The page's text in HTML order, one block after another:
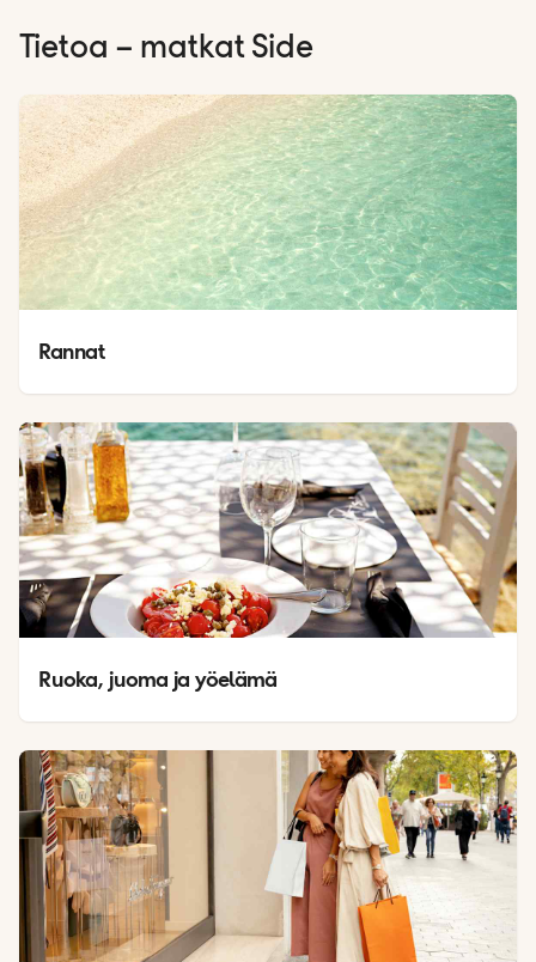
Tietoa – matkat Side
Rannat
Ruoka, juoma ja yöelämä